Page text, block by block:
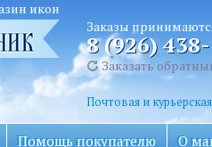
икон
Заказы
8 (926)
Заказать
Почтовая и
Помощь покупателю О